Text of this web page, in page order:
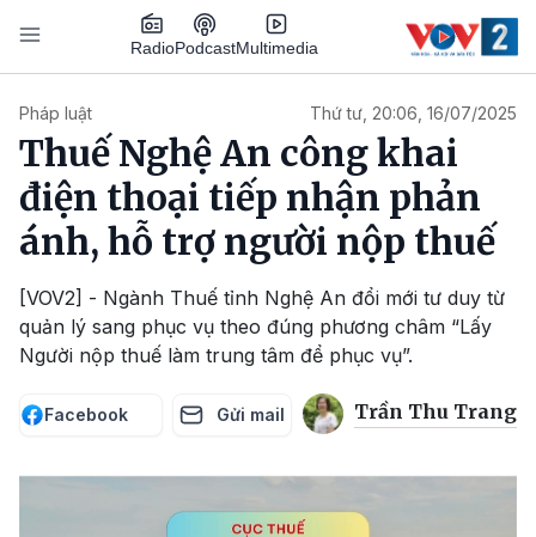
Nhảy đến nội dung
RadioPodcastMultimedia
Pháp luật Thứ tư, 20:06, 16/07/2025
Thuế Nghệ An công khai
điện thoại tiếp nhận phản
ánh, hỗ trợ người nộp thuế
[VOV2] - Ngành Thuế tỉnh Nghệ An đổi mới tư duy từ
quản lý sang phục vụ theo đúng phương châm “Lấy
Người nộp thuế làm trung tâm để phục vụ”.
Facebook Gửi mail Trần Thu Trang